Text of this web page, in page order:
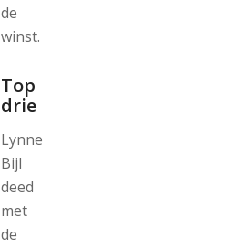
de
winst.
Top
drie
Lynne
Bijl
deed
met
de